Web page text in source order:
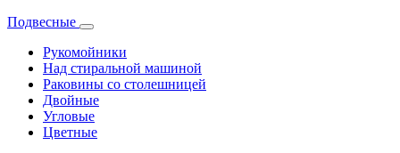
Подвесные
Рукомойники
Над стиральной машиной
Раковины со столешницей
Двойные
Угловые
Цветные